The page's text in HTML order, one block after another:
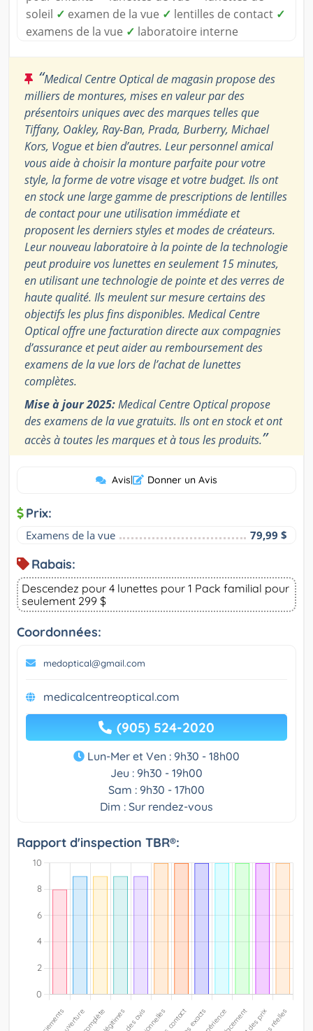
soleil ✓ examen de la vue ✓ lentilles de contact ✓
examens de la vue ✓ laboratoire interne
“Medical Centre Optical de magasin propose des
milliers de montures, mises en valeur par des
présentoirs uniques avec des marques telles que
Tiffany, Oakley, Ray-Ban, Prada, Burberry, Michael
Kors, Vogue et bien d’autres. Leur personnel amical
vous aide à choisir la monture parfaite pour votre
style, la forme de votre visage et votre budget. Ils ont
en stock une large gamme de prescriptions de lentilles
de contact pour une utilisation immédiate et
proposent les derniers styles et modes de créateurs.
Leur nouveau laboratoire à la pointe de la technologie
peut produire vos lunettes en seulement 15 minutes,
en utilisant une technologie de pointe et des verres de
haute qualité. Ils meulent sur mesure certains des
objectifs les plus fins disponibles. Medical Centre
Optical offre une facturation directe aux compagnies
d’assurance et peut aider au remboursement des
examens de la vue lors de l’achat de lunettes
complètes.
Mise à jour 2025:Medical Centre Optical propose
des examens de la vue gratuits. Ils ont en stock et ont
accès à toutes les marques et à tous les produits.”
Avis| Donner un Avis
Prix:
Examens de la vue 79,99 $
Rabais:
Descendez pour 4 lunettes pour 1 Pack familial pour
seulement 299 $
Coordonnées:
medoptical@gmail.com
medicalcentreoptical.com
(905) 524-2020
Lun-Mer et Ven : 9h30 - 18h00
Jeu : 9h30 - 19h00
Sam : 9h30 - 17h00
Dim : Sur rendez-vous
Rapport d'inspection TBR®: